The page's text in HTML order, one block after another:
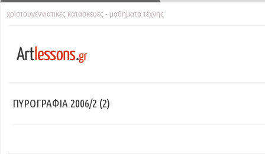
χριστουγεννιατικες κατασκευες - μαθήματα τέχνης
ΠΥΡΟΓΡΑΦΙΑ 2006/2 (2)